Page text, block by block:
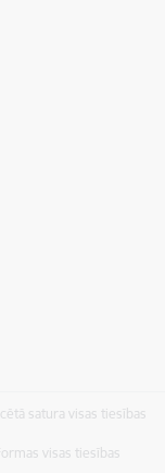
satura visas tiesības
visas tiesības